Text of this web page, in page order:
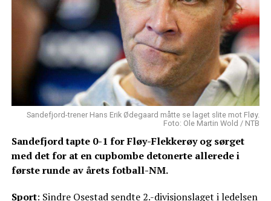
Sandefjord-trener Hans Erik Ødegaard måtte se laget slite mot Fløy.
Foto: Ole Martin Wold / NTB
Sandefjord tapte 0-1 for Fløy-Flekkerøy og sørget
med det for at en cupbombe detonerte allerede i
første runde av årets fotball-NM.
Sport: Sindre Osestad sendte 2.-divisjonslaget i ledelsen